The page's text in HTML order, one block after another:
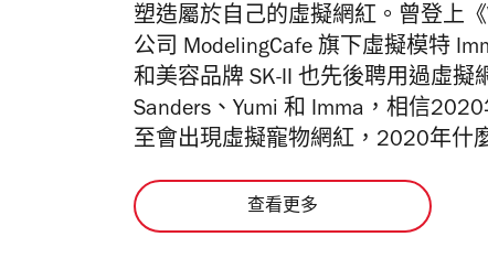
塑造屬於自己的虛擬網紅。曾登上
公司 ModelingCafe 旗下虛擬模特
和美容品牌 SK-II 也先後聘用過虛擬
Sanders、Yumi 和 Imma，相信
至會出現虛擬寵物網紅，2020年什
查看更多